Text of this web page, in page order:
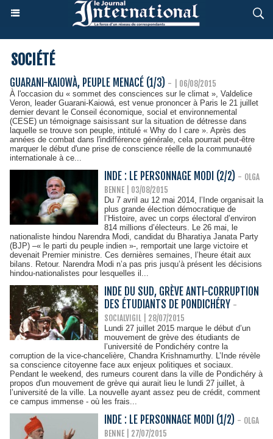
SOCIÉTÉ
GUARANI-KAIOWÀ, PEUPLE MENACÉ (1/3) - | 06/08/2015
À l'occasion du « sommet des consciences sur le climat », Valdelice
Veron, leader Guarani-Kaiowá, est venue prononcer à Paris le 21 juillet
dernier devant le Conseil économique, social et environnemental
(CESE) un témoignage saisissant sur la situation de détresse dans
laquelle se trouve son peuple, intitulé « Why do I care ». Après des
années de combat dans l'indifférence générale, cela pourrait peut-être
marquer le début d'une prise de conscience réelle de la communauté
internationale à ce...
INDE : LE PERSONNAGE MODI (2/2) - OLGA
BENNE | 03/08/2015
Du 7 avril au 12 mai 2014, l’Inde organisait la
plus grande élection démocratique de
l’Histoire, avec un corps électoral d’environ
814 millions d’électeurs. Le 26 mai, le
nationaliste hindou Narendra Modi, candidat du Bharatiya Janata Party
(BJP) –« le parti du peuple indien »-, remportait une large victoire et
devenait Premier ministre. Ces dernières semaines, l’heure était aux
bilans. Retour. Narendra Modi n’a pas pris jusqu’à présent les décisions
hindou-nationalistes pour lesquelles il...
INDE DU SUD, GRÈVE ANTI-CORRUPTION
DES ÉTUDIANTS DE PONDICHÉRY -
SOCIALVIGIL | 28/07/2015
Lundi 27 juillet 2015 marque le début d’un
mouvement de grève des étudiants de
l’université de Pondichéry contre la
corruption de la vice-chancelière, Chandra Krishnamurthy. L’Inde révèle
sa conscience citoyenne face aux enjeux politiques et sociaux.
Pendant le weekend, des rumeurs courent dans la ville de Pondichéry à
propos d'un mouvement de grève qui aurait lieu le lundi 27 juillet, à
l’université de la ville. La nouvelle ayant assez peu de crédit, comment
ce campus immense - où les frais...
INDE : LE PERSONNAGE MODI (1/2) - OLGA
BENNE | 27/07/2015